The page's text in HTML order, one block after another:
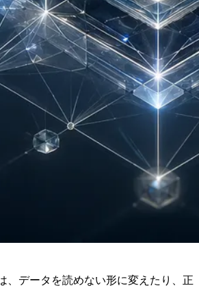
、データを読めない形に変えたり、正